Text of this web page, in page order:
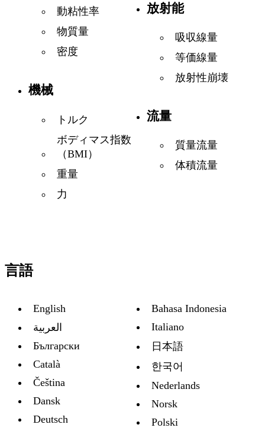
動粘性率
物質量
密度
機械
トルク
ボディマス指数
（BMI）
重量
力
放射能
吸収線量
等価線量
放射性崩壊
流量
質量流量
体積流量
言語
English
العربية
Български
Català
Čeština
Dansk
Deutsch
Bahasa Indonesia
Italiano
日本語
한국어
Nederlands
Norsk
Polski